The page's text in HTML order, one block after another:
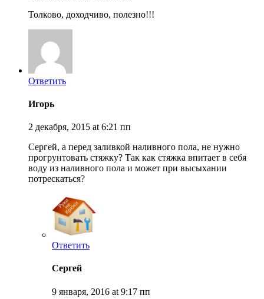
Толково, доходчиво, полезно!!!
Ответить
Игорь
2 декабря, 2015 at 6:21 пп
Сергей, а перед заливкой наливного пола, не нужно
прогрунтовать стяжку? Так как стяжка впитает в себя
воду из наливного пола и может при высыхании
потрескаться?
Ответить
Сергей
9 января, 2016 at 9:17 пп